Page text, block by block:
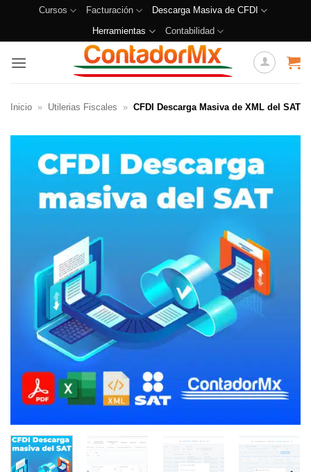
Cursos Facturación
Descarga Masiva de CFDI
Herramientas
Contabilidad
Inicio » Utilerias Fiscales » CFDI Descarga Masiva de XML del SAT